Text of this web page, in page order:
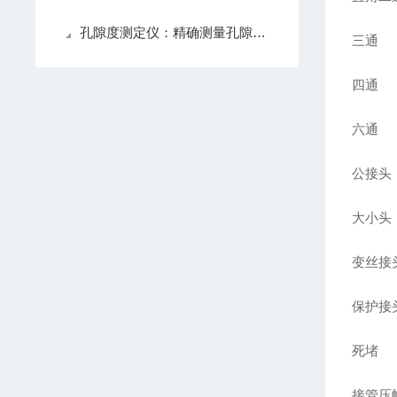
孔隙度测定仪：精确测量孔隙度，为地质工程与环境科学提供可靠数据
三通
四通
六通
公接头
大小头
变丝接
保护接
死堵